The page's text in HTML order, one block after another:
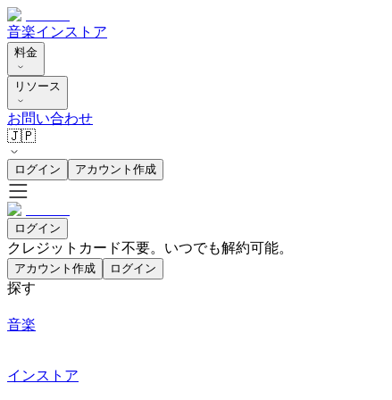
音楽インストア
料金
リソース
お問い合わせ
🇯🇵
ログイン アカウント作成
ログイン
クレジットカード不要。いつでも解約可能。
アカウント作成 ログイン
探す
音楽
インストア